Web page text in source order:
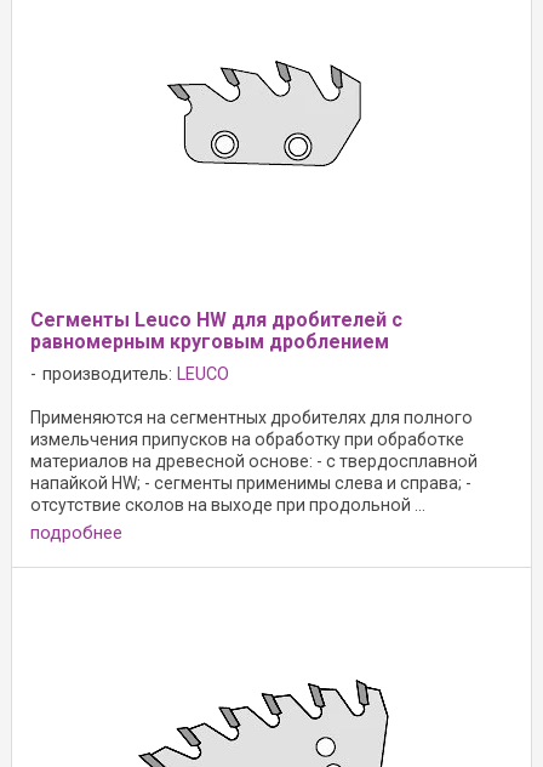
Сегменты Leuco HW для дробителей с
равномерным круговым дроблением
производитель: LEUCO
Применяются на сегментных дробителях для полного
измельчения припусков на обработку при обработке
материалов на древесной основе: - с твердосплавной
напайкой HW; - сегменты применимы слева и справа; -
отсутствие сколов на выходе при продольной ...
подробнее